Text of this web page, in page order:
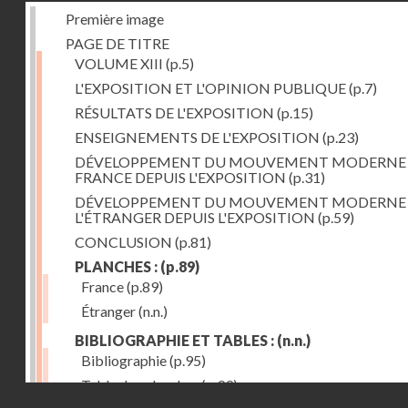
Première image
PAGE DE TITRE
VOLUME XIII (p.5)
L'EXPOSITION ET L'OPINION PUBLIQUE(p.7)
RÉSULTATS DE L'EXPOSITION (p.15)
ENSEIGNEMENTS DE L'EXPOSITION (p.23)
DÉVELOPPEMENT DU MOUVEMENT
FRANCE DEPUIS L'EXPOSITION (p.31)
DÉVELOPPEMENT DU MOUVEMENT
L'ÉTRANGER DEPUIS L'EXPOSITION (p.59)
CONCLUSION (p.81)
PLANCHES : (p.89)
France(p.89)
Étranger(n.n.)
BIBLIOGRAPHIE ET TABLES : (n.n.)
Bibliographie(p.95)
Table des planches(p.99)